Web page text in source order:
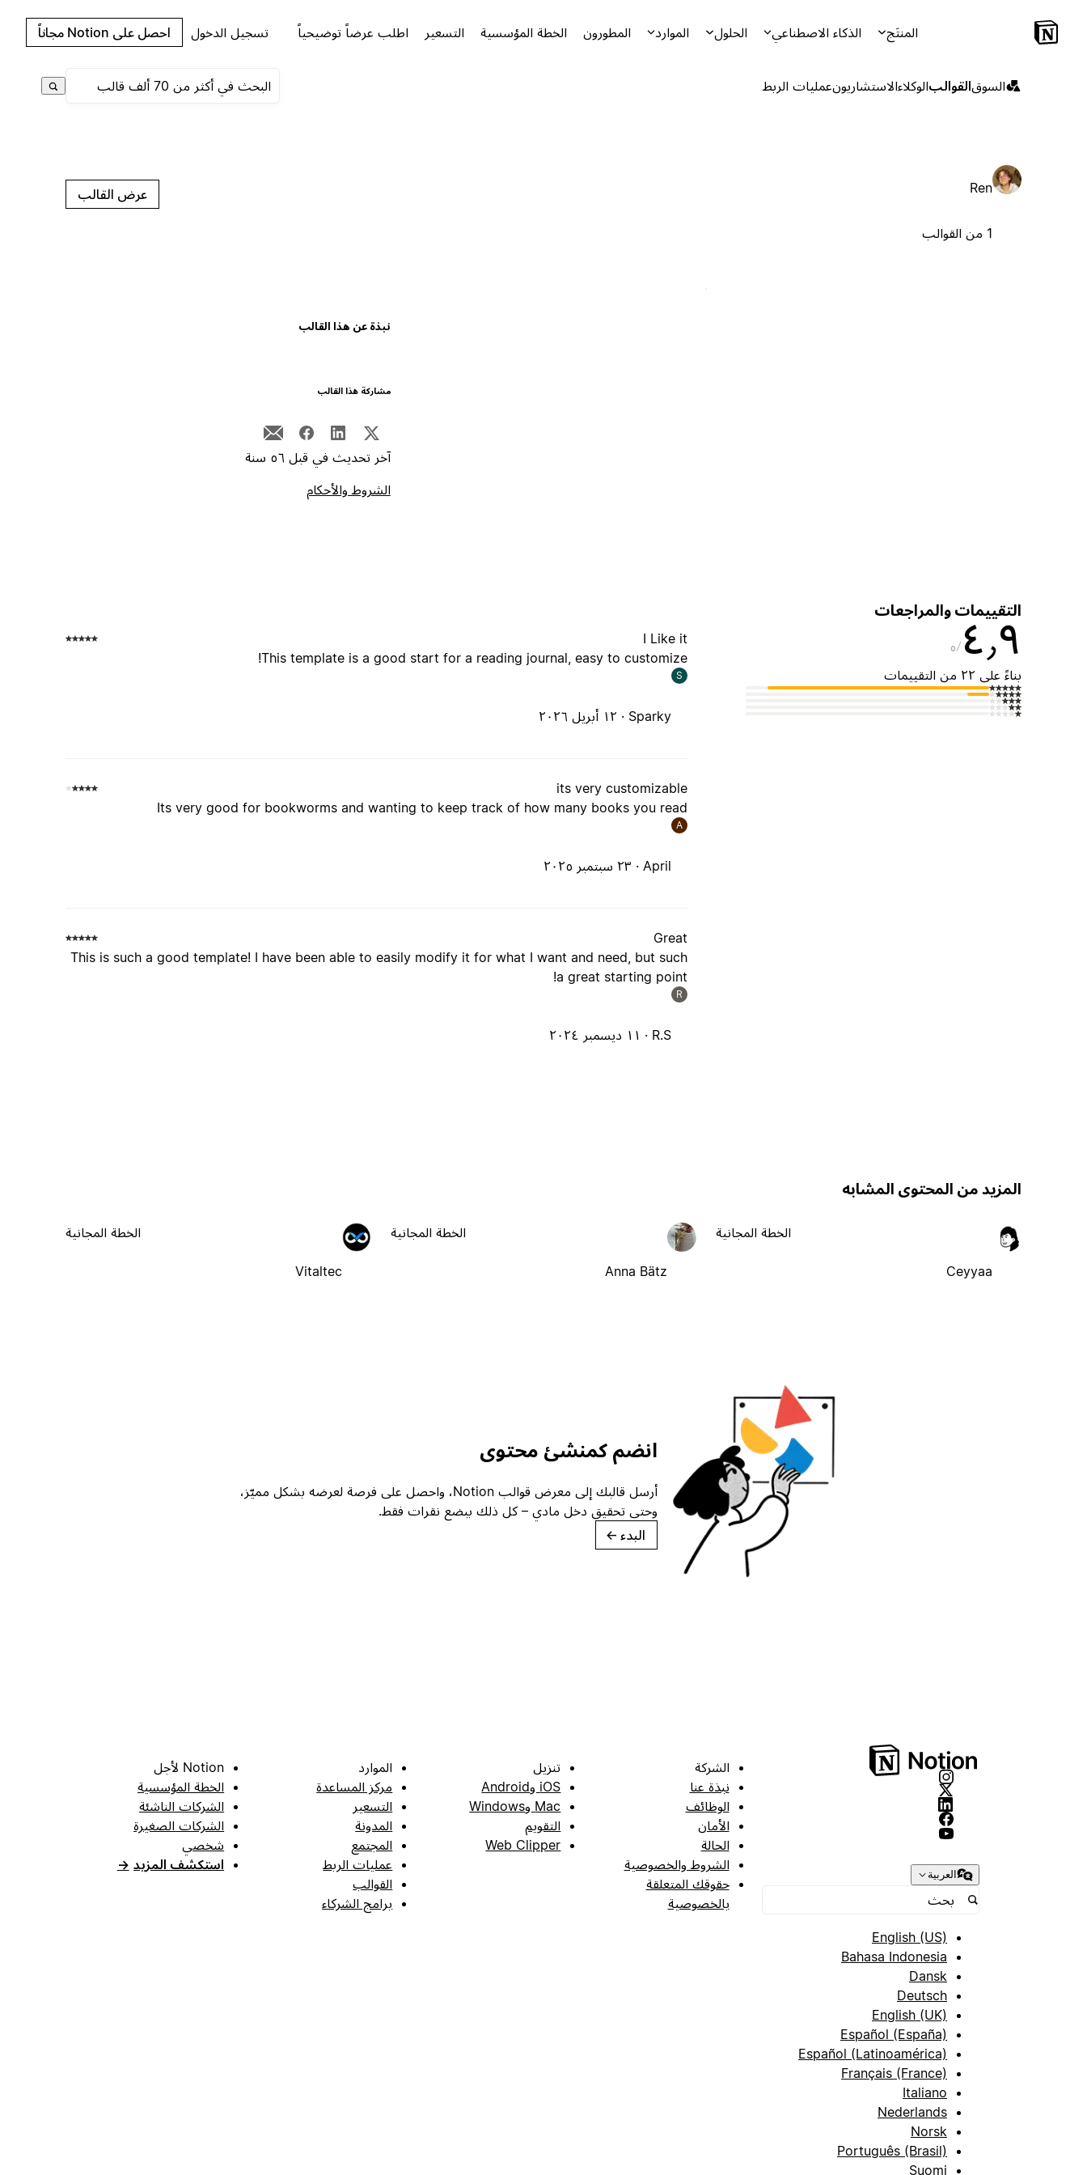
المنتَج الذكاء الاصطناعي الحلول الموارد المطورون الخطة المؤسسية التسعير اطلب عرضاً توضيحياً تسجيل الدخول احصل على Notion مجاناً
السوقالقوالبالوكلاءالاستشاريونعمليات الربط
Ren
1 من القوالب
عرض القالب
نبذة عن هذا القالب
مشاركة هذا القالب
آخر تحديث في قبل ٥٦ سنة
الشروط والأحكام
التقييمات والمراجعات
٤٫٩ ٥
بناءً على ٢٢ من التقييمات
I Like it
This template is a good start for a reading journal, easy to customize!
S
Sparky · ١٢ أبريل ٢٠٢٦
its very customizable
Its very good for bookworms and wanting to keep track of how many books you read
A
April · ٢٣ سبتمبر ٢٠٢٥
Great
This is such a good template! I have been able to easily modify it for what I want and need, but such
a great starting point!
R
R.S · ١١ ديسمبر ٢٠٢٤
المزيد من المحتوى المشابه
Ceyyaa
الخطة المجانية
Anna Bätz
الخطة المجانية
Vitaltec
الخطة المجانية
انضم كمنشئ محتوى
أرسل قالبك إلى معرض قوالب Notion، واحصل على فرصة لعرضه بشكل مميّز،
وحتى تحقيق دخل مادي – كل ذلك ببضع نقرات فقط.
البدء →
العربية
English (US)
Bahasa Indonesia
Dansk
Deutsch
English (UK)
Español (España)
Español (Latinoamérica)
Français (France)
Italiano
Nederlands
Norsk
Português (Brasil)
Suomi
الشركة
نبذة عنا
الوظائف
الأمان
الحالة
الشروط والخصوصية
حقوقك المتعلقة
بالخصوصية
تنزيل
iOS وAndroid
Mac وWindows
التقويم
Web Clipper
الموارد
مركز المساعدة
التسعير
المدونة
المجتمع
عمليات الربط
القوالب
برامج الشركاء
Notion لأجل
الخطة المؤسسية
الشركات الناشئة
الشركات الصغيرة
شخصي
استكشف المزيد →